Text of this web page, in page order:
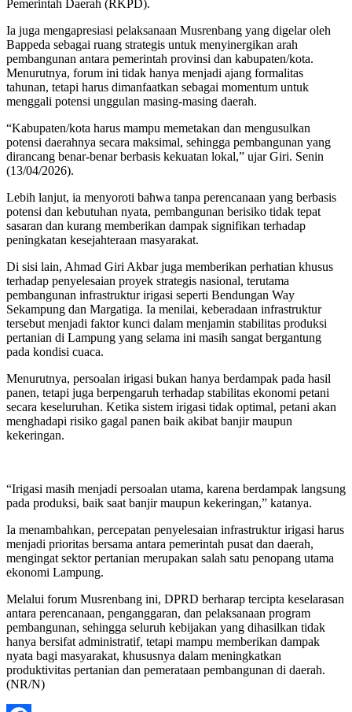
Pemerintah Daerah (RKPD).
Ia juga mengapresiasi pelaksanaan Musrenbang yang digelar oleh
Bappeda sebagai ruang strategis untuk menyinergikan arah
pembangunan antara pemerintah provinsi dan kabupaten/kota.
Menurutnya, forum ini tidak hanya menjadi ajang formalitas
tahunan, tetapi harus dimanfaatkan sebagai momentum untuk
menggali potensi unggulan masing-masing daerah.
“Kabupaten/kota harus mampu memetakan dan mengusulkan
potensi daerahnya secara maksimal, sehingga pembangunan yang
dirancang benar-benar berbasis kekuatan lokal,” ujar Giri. Senin
(13/04/2026).
Lebih lanjut, ia menyoroti bahwa tanpa perencanaan yang berbasis
potensi dan kebutuhan nyata, pembangunan berisiko tidak tepat
sasaran dan kurang memberikan dampak signifikan terhadap
peningkatan kesejahteraan masyarakat.
Di sisi lain, Ahmad Giri Akbar juga memberikan perhatian khusus
terhadap penyelesaian proyek strategis nasional, terutama
pembangunan infrastruktur irigasi seperti Bendungan Way
Sekampung dan Margatiga. Ia menilai, keberadaan infrastruktur
tersebut menjadi faktor kunci dalam menjamin stabilitas produksi
pertanian di Lampung yang selama ini masih sangat bergantung
pada kondisi cuaca.
Menurutnya, persoalan irigasi bukan hanya berdampak pada hasil
panen, tetapi juga berpengaruh terhadap stabilitas ekonomi petani
secara keseluruhan. Ketika sistem irigasi tidak optimal, petani akan
menghadapi risiko gagal panen baik akibat banjir maupun
kekeringan.
“Irigasi masih menjadi persoalan utama, karena berdampak langsung
pada produksi, baik saat banjir maupun kekeringan,” katanya.
Ia menambahkan, percepatan penyelesaian infrastruktur irigasi harus
menjadi prioritas bersama antara pemerintah pusat dan daerah,
mengingat sektor pertanian merupakan salah satu penopang utama
ekonomi Lampung.
Melalui forum Musrenbang ini, DPRD berharap tercipta keselarasan
antara perencanaan, penganggaran, dan pelaksanaan program
pembangunan, sehingga seluruh kebijakan yang dihasilkan tidak
hanya bersifat administratif, tetapi mampu memberikan dampak
nyata bagi masyarakat, khususnya dalam meningkatkan
produktivitas pertanian dan pemerataan pembangunan di daerah.
(NR/N)